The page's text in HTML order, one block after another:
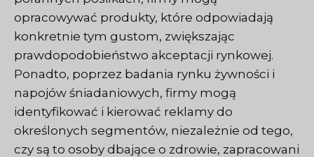
opracowywać produkty, które odpowiadają
konkretnie tym gustom, zwiększając
prawdopodobieństwo akceptacji rynkowej.
Ponadto, poprzez badania rynku żywności i
napojów śniadaniowych, firmy mogą
identyfikować i kierować reklamy do
określonych segmentów, niezależnie od tego,
czy są to osoby dbające o zdrowie, zapracowani